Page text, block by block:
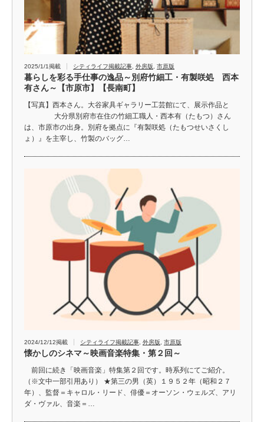
2025/1/1掲載 シティライフ掲載記事 外房版 市原版
暮らしを彩る手仕事の逸品～別府竹細工・有製咲処 西本
有さん～【市原市】【長南町】
【写真】西本さん。大谷家具ギャラリー工芸館にて、展示作品と
大分県別府市在住の竹細工職人・西本有（たもつ）さん
は、市原市の出身。別府を拠点に『有製咲処（たもつせいさくし
ょ）』を主宰し、竹製のバッグ…
2024/12/12掲載 シティライフ掲載記事 外房版 市原版
懐かしのシネマ～映画音楽特集・第２回～
前回に続き「映画音楽」特集第２回です。時系列にてご紹介。
（※文中一部引用あり） ★第三の男（英）１９５２年（昭和２７
年）、監督＝キャロル・リード、俳優＝オーソン・ウェルズ、アリ
ダ・ヴァル、音楽＝…